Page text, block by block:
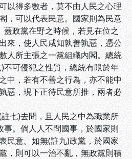
以得多數者，莫不由人民之心理
，可以代表民意。國家則為民意
政黨在野之時候，若見在位之
來，使人民咸知孰善孰惡，憑公
人所主張之一黨組織內閣。總統
不可侵犯之性質，總統有限於年
中，若有不善之行為，亦不能中
惡，現下正待民意所推，兩者必
七)去問，且人民之中為職業所
事。倘人人不問國事，於國家則
民意。如無(註九)政黨，於國家
，則可以一治不亂，無政黨則積